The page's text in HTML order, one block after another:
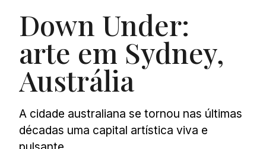
Down Under:
arte em Sydney,
Austrália
A cidade australiana se tornou nas últimas
décadas uma capital artística viva e